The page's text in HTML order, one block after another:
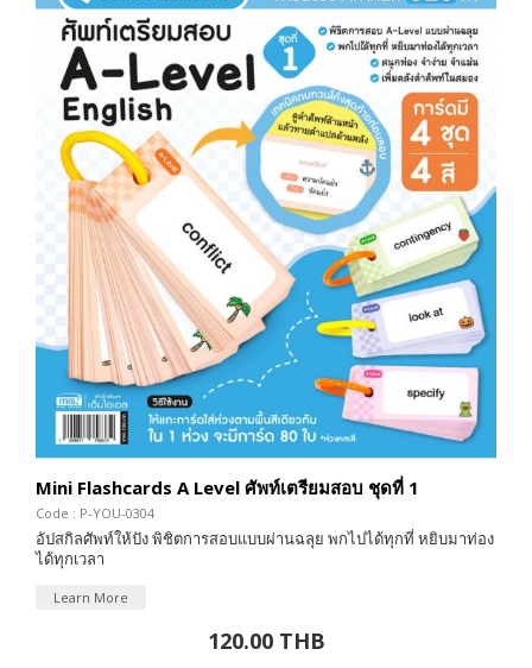
Mini Flashcards A Level ศัพท์เตรียมสอบ ชุดที่ 1
Code : P-YOU-0304
อัปสกิลศัพท์ให้ปัง พิชิตการสอบแบบผ่านฉลุย พกไปได้ทุกที่ หยิบมาท่อง
ได้ทุกเวลา
Learn More
120.00 THB